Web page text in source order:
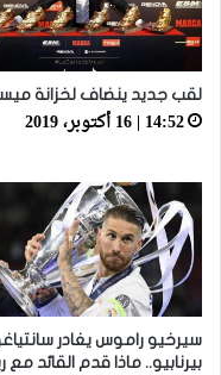
لقب جديد ينضاف لخزانة
14:52 | 16 أكتوبر، 2019
سيرخيو راموس يغادر
بيرنابيو.. ماذا قدم القائد مع